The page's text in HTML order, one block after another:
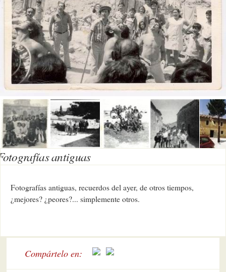
antiguas
Fotografías antiguas, recuerdos del ayer, de otros tiempos,
¿mejores? ¿peores?... simplemente otros.
Compártelo en: